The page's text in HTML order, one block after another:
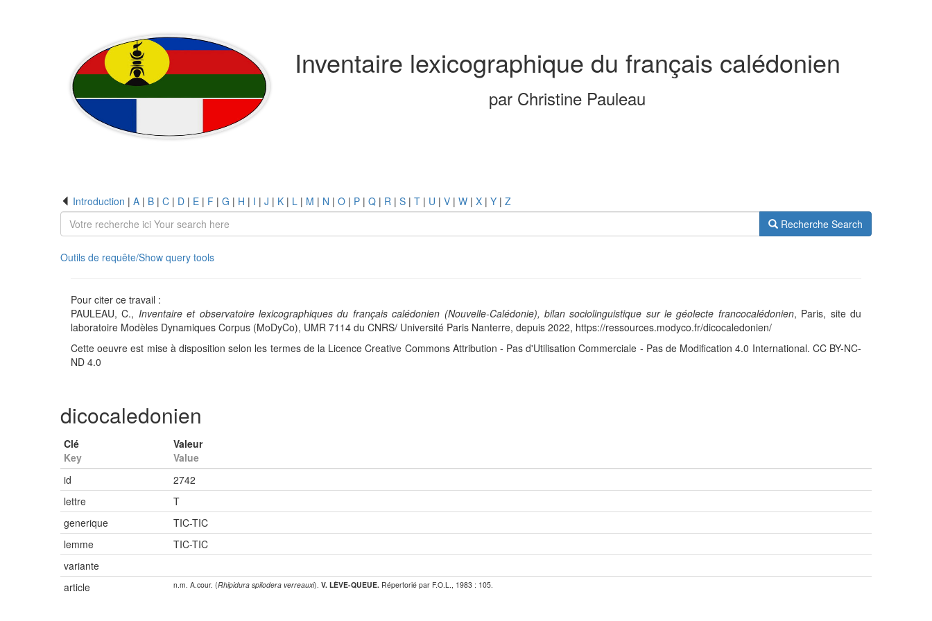
Inventaire lexicographique du français calédonien
par Christine Pauleau
Introduction | A | B | C | D | E | F | G | H | I | J | K | L | M | N | O | P | Q | R | S | T | U | V | W | X | Y | Z
Recherche Search
Outils de requête/Show query tools
Pour citer ce travail :
PAULEAU, C., Inventaire et observatoire lexicographiques du français calédonien (Nouvelle-Calédonie), bilan sociolinguistique sur le géolecte francocalédonien, Paris, site du
laboratoire Modèles Dynamiques Corpus (MoDyCo), UMR 7114 du CNRS/ Université Paris Nanterre, depuis 2022, https://ressources.modyco.fr/dicocaledonien/
Cette oeuvre est mise à disposition selon les termes de la Licence Creative Commons Attribution - Pas d'Utilisation Commerciale - Pas de Modification 4.0 International. CC BY-NC-
ND 4.0
dicocaledonien
Clé
Key
Valeur
Value
id
2742
lettre
T
generique
TIC-TIC
lemme
TIC-TIC
variante
article
n.m. A.cour. (Rhipidura spilodera verreauxi). V. LÈVE-QUEUE. Répertorié par F.O.L., 1983 : 105.